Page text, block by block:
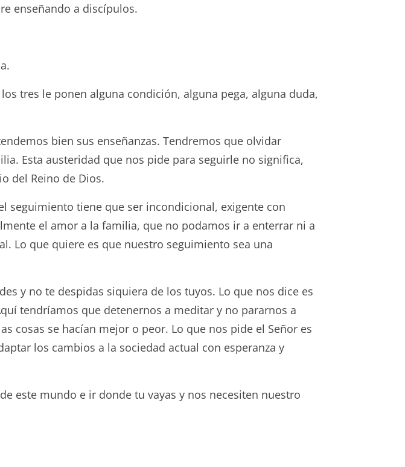
enseñando a discípulos.
tres le ponen alguna condición, alguna pega, alguna duda,
bien sus enseñanzas. Tendremos que olvidar
Esta austeridad que nos pide para seguirle no significa,
del Reino de Dios.
tiene que ser incondicional, exigente con
el amor a la familia, que no podamos ir a enterrar ni a
Lo que quiere es que nuestro seguimiento sea una
y no te despidas siquiera de los tuyos. Lo que nos dice es
tendríamos que detenernos a meditar y no pararnos a
cosas se hacían mejor o peor. Lo que nos pide el Señor es
los cambios a la sociedad actual con esperanza y
mundo e ir donde tu vayas y nos necesiten nuestro